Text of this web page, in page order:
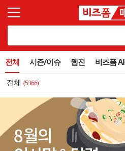
전체 시즌/이슈 웹진 비즈폼 AI
전체 (5366)